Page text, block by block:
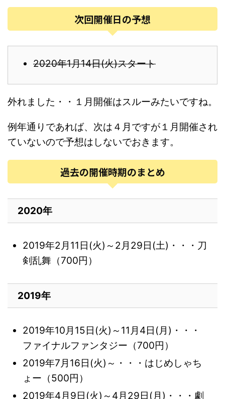
次回開催日の予想
2020年1月14日(火)スタート
外れました・・１月開催はスルーみたいですね。
例年通りであれば、次は４月ですが１月開催され
ていないので予想はしないでおきます。
過去の開催時期のまとめ
2020年
2019年2月11日(火)～2月29日(土)・・・刀
剣乱舞（700円）
2019年
2019年10月15日(火)～11月4日(月)・・・
ファイナルファンタジー（700円）
2019年7月16日(火)～・・・はじめしゃち
ょー（500円）
2019年4月9日(火)～4月29日(月)・・・劇